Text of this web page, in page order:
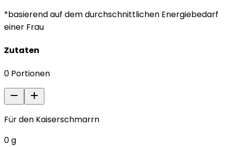
*basierend auf dem durchschnittlichen Energiebedarf
einer Frau
Zutaten
0 Portionen
Für den Kaiserschmarrn
0g